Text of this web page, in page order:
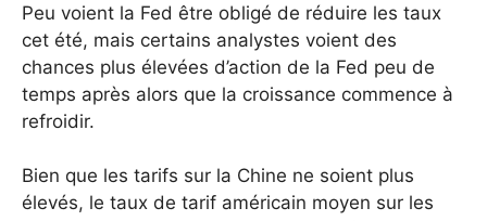
Peu voient la Fed être obligé de réduire les taux
cet été, mais certains analystes voient des
chances plus élevées d’action de la Fed peu de
temps après alors que la croissance commence à
refroidir.
Bien que les tarifs sur la Chine ne soient plus
élevés, le taux de tarif américain moyen sur les